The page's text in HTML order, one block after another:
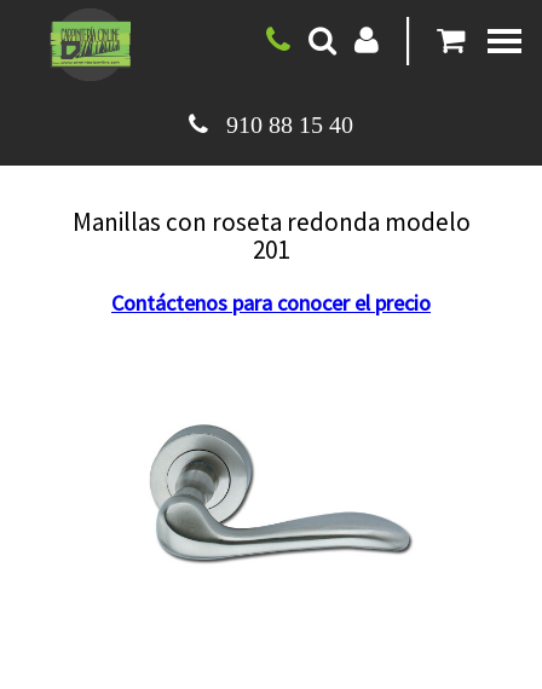
|
910 88 15 40
Manillas con roseta redonda modelo
201
Contáctenos para conocer el precio